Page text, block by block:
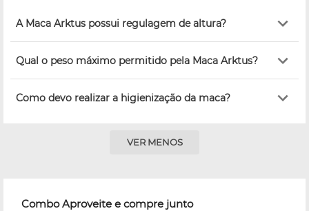
A Maca Arktus possui regulagem de altura?
Qual o peso máximo permitido pela Maca Arktus?
Como devo realizar a higienização da maca?
VER MENOS
Combo Aproveite e compre junto